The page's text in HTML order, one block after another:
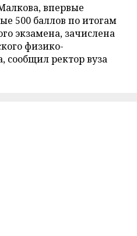
впервые
500 баллов по итогам
экзамена, зачислена
физико-
сообщил ректор вуза